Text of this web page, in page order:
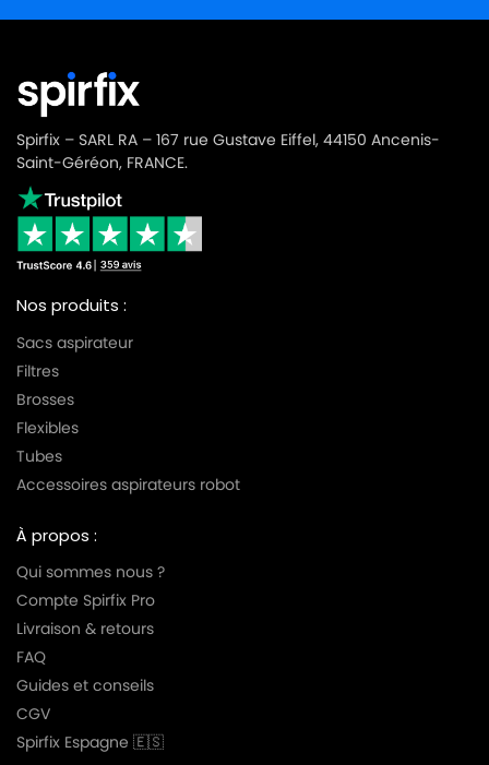
Spirfix – SARL RA – 167 rue Gustave Eiffel, 44150 Ancenis-
Saint-Géréon, FRANCE.
Nos produits :
Sacs aspirateur
Filtres
Brosses
Flexibles
Tubes
Accessoires aspirateurs robot
À propos :
Qui sommes nous ?
Compte Spirfix Pro
Livraison & retours
FAQ
Guides et conseils
CGV
Spirfix Espagne 🇪🇸